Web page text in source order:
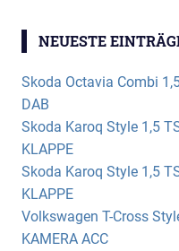
NEUESTE
Skoda Octavia Combi
DAB
Skoda Karoq Style 1,5
KLAPPE
Skoda Karoq Style 1,5
KLAPPE
Volkswagen T-Cross
KAMERA ACC